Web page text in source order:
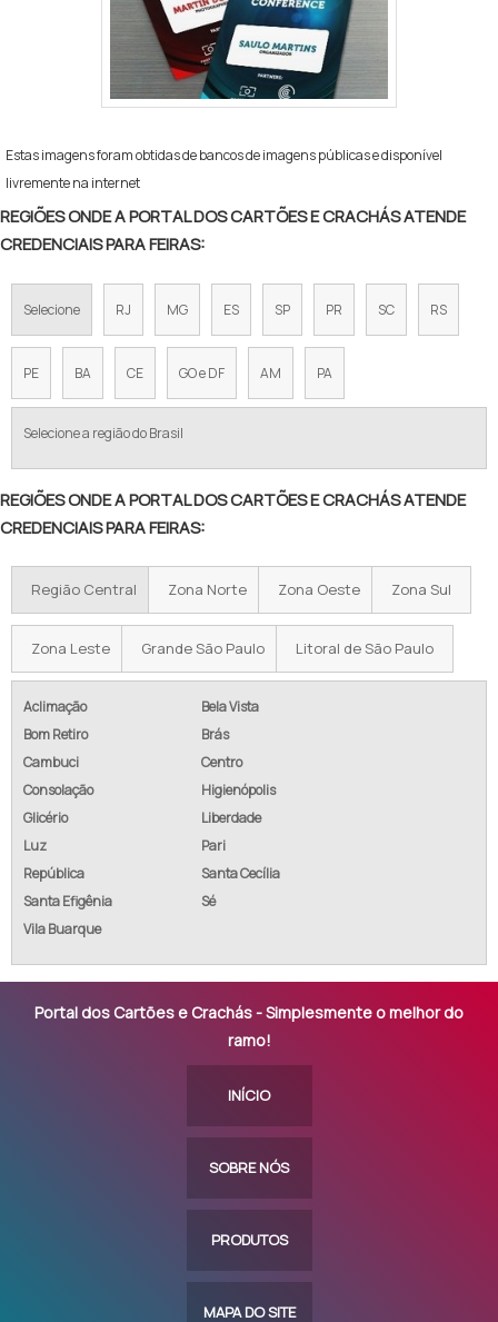
Estas imagens foram obtidas de bancos de imagens públicas e disponível
livremente na internet
REGIÕES ONDE A PORTAL DOS CARTÕES E CRACHÁS ATENDE
CREDENCIAIS PARA FEIRAS:
Selecione RJ MG ES SP PR SC RS
PE BA CE GO e DF AM PA
Selecione a região do Brasil
REGIÕES ONDE A PORTAL DOS CARTÕES E CRACHÁS ATENDE
CREDENCIAIS PARA FEIRAS:
Região Central Zona Norte Zona Oeste Zona Sul
Zona Leste Grande São Paulo Litoral de São Paulo
Aclimação
Bela Vista
Bom Retiro
Brás
Cambuci
Centro
Consolação
Higienópolis
Glicério
Liberdade
Luz
Pari
República
Santa Cecília
Santa Efigênia
Sé
Vila Buarque
Portal dos Cartões e Crachás - Simplesmente o melhor do
ramo!
INÍCIO
SOBRE NÓS
PRODUTOS
MAPA DO SITE